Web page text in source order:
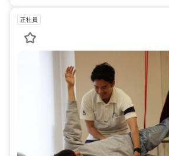
正社員